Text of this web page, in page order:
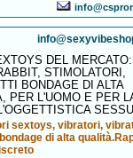
DEL MERCATO:
STIMOLATORI,
BONDAGE DI ALTA
PER L'UOMO E PER
sextoys, vibratori,
di alta